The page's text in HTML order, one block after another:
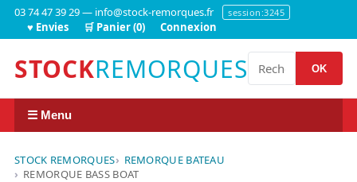
03 74 47 39 29 — info@stock-remorques.fr session:3245
♥ Envies 🛒 Panier (0) Connexion
STOCKREMORQUES OK
☰ Menu
STOCK REMORQUES
REMORQUE BATEAU
REMORQUE BASS BOAT